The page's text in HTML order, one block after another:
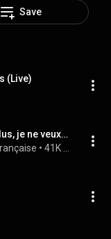
Save
(Live)
Pascal Obispo - "Je ne sais plus, je ne veux plus" - FCF
•